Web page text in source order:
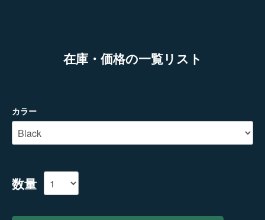
在庫・価格の一覧リスト
カラー
数量